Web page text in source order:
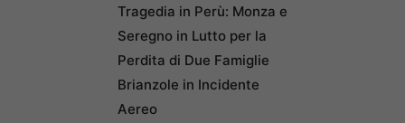
Tragedia in Perù: Monza e
Seregno in Lutto per la
Perdita di Due Famiglie
Brianzole in Incidente
Aereo